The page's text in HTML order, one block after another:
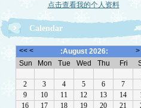
点击查看我的个人资料
Calendar